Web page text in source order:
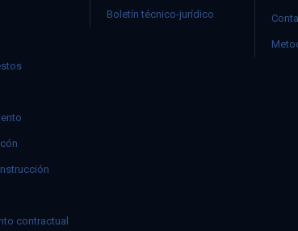
contractual
Boletín técnico-jurídico